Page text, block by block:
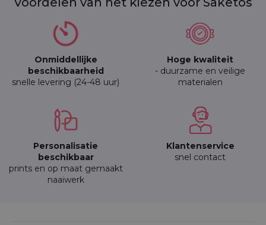
Onmiddellijke
beschikbaarheid
snelle levering (24-48 uur)
Hoge kwaliteit
- duurzame en veilige
materialen
Personalisatie
beschikbaar
prints en op maat gemaakt
naaiwerk
Klantenservice
snel contact